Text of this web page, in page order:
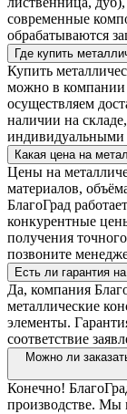
современные
обрабатываются
Где купить
Купить
можно в
осуществляем
наличии на
индивидуальными
Какая цена на
Цены на
материалов,
БлагоГрад
конкурентные
получения точного
позвоните
Есть ли гарантия
Да, компания
металлические
элементы.
соответствие
Можно ли
Конечно!
производстве. Мы